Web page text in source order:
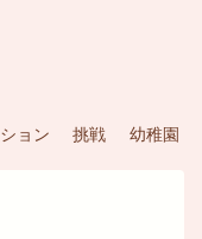
ョン 挑戦 幼稚園